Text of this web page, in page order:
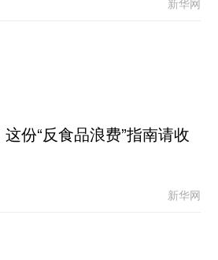
新华网
份“反食品浪费”指南请收
新华网